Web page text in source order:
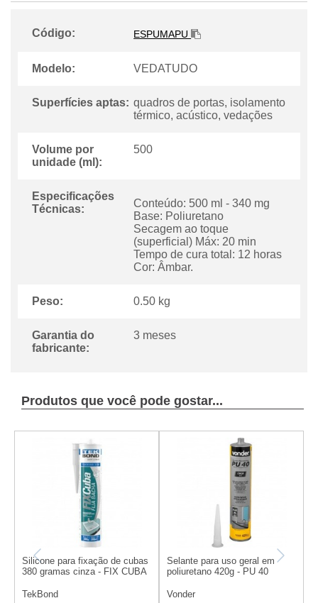
Código: ESPUMAPU
Modelo: VEDATUDO
Superfícies aptas: quadros de portas, isolamento
térmico, acústico, vedações
Volume por
unidade (ml):
500
Especificações
Técnicas:
Conteúdo: 500 ml - 340 mg
Base: Poliuretano
Secagem ao toque
(superficial) Máx: 20 min
Tempo de cura total: 12 horas
Cor: Âmbar.
Peso: 0.50 kg
Garantia do
fabricante:
3 meses
Produtos que você pode gostar...
Silicone para fixação de cubas
380 gramas cinza - FIX CUBA
TekBond
Selante para uso geral em
poliuretano 420g - PU 40
Vonder